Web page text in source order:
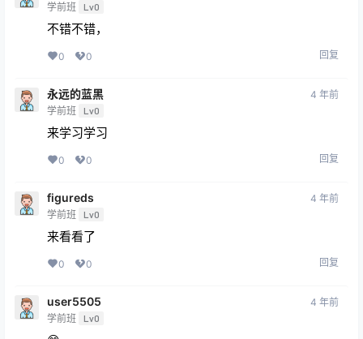
学前班 Lv0
不错不错，
0 0 回复
永远的蓝黑
学前班 Lv0
4 年前
来学习学习
0 0 回复
figureds
学前班 Lv0
4 年前
来看看了
0 0 回复
user5505
学前班 Lv0
4 年前